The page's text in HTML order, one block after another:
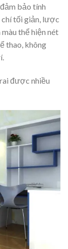
bảo tính
tối giản, lược
thể hiện nét
thao, không
được nhiều